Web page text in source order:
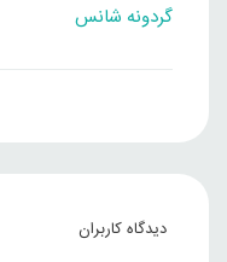
گردونه شانس
دیدگاه کاربران